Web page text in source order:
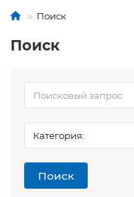
Поиск
Поиск
Поиск